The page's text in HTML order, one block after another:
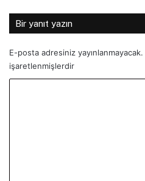
Bir yanıt yazın
E-posta adresiniz yayınlanmayacak.
işaretlenmişlerdir